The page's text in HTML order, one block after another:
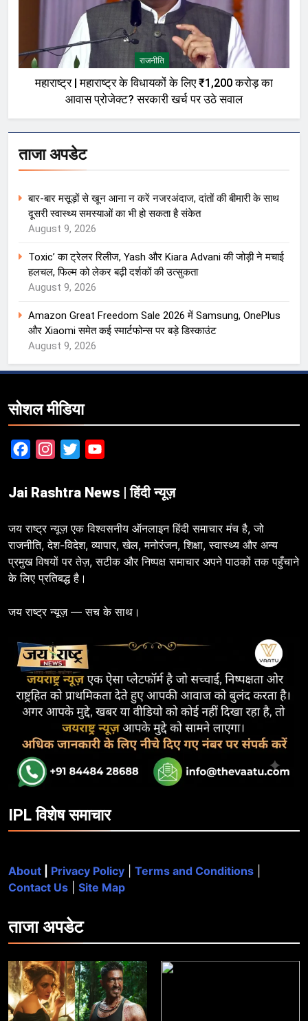
राजनीति
महाराष्ट्र | महाराष्ट्र के विधायकों के लिए ₹1,200 करोड़ का
आवास प्रोजेक्ट? सरकारी खर्च पर उठे सवाल
ताजा अपडेट
बार-बार मसूड़ों से खून आना न करें नजरअंदाज, दांतों की बीमारी के साथ
दूसरी स्वास्थ्य समस्याओं का भी हो सकता है संकेत
August 9, 2026
Toxic’ का ट्रेलर रिलीज, Yash और Kiara Advani की जोड़ी ने मचाई
हलचल, फिल्म को लेकर बढ़ी दर्शकों की उत्सुकता
August 9, 2026
Amazon Great Freedom Sale 2026 में Samsung, OnePlus
और Xiaomi समेत कई स्मार्टफोन्स पर बड़े डिस्काउंट
August 9, 2026
सोशल मीडिया
FacebookInstagram
Twitter
Jai Rashtra News | हिंदी न्यूज़
जय राष्ट्र न्यूज़ एक विश्वसनीय ऑनलाइन हिंदी समाचार मंच है, जो
राजनीति, देश-विदेश, व्यापार, खेल, मनोरंजन, शिक्षा, स्वास्थ्य और अन्य
प्रमुख विषयों पर तेज़, सटीक और निष्पक्ष समाचार अपने पाठकों तक पहुँचाने
के लिए प्रतिबद्ध है।
जय राष्ट्र न्यूज़ — सच के साथ।
IPL विशेष समाचार
About Privacy Policy Terms and Conditions
Contact Us
Site Map
ताजाअपडेट